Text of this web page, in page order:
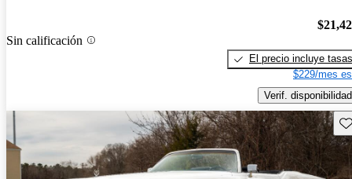
Sin calificación
El precio incluye tasas
$229/mes
Verif. disponibilidad